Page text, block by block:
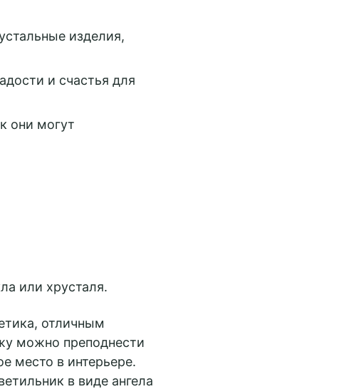
изделия,
и счастья для
они могут
или хрусталя.
отличным
можно преподнести
место в интерьере.
в виде ангела